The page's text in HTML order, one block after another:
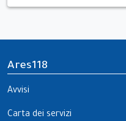
Ares118
Avvisi
Carta dei servizi